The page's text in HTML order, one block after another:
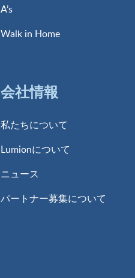
A’s
Walk in Home
会社情報
私たちについて
Lumionについて
ニュース
パートナー募集について